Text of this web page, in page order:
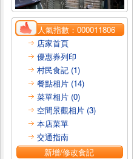
人氣指數：000011806
店家首頁
優惠券列印
村民食記 (1)
餐點相片 (14)
菜單相片 (0)
空間景觀相片 (3)
本店菜單
交通指南
新增/修改食記